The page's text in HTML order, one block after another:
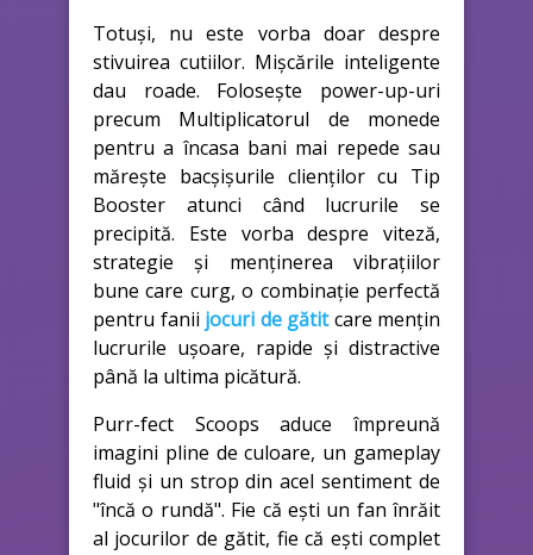
Totuși, nu este vorba doar despre
stivuirea cutiilor. Mișcările inteligente
dau roade. Folosește power-up-uri
precum Multiplicatorul de monede
pentru a încasa bani mai repede sau
mărește bacșișurile clienților cu Tip
Booster atunci când lucrurile se
precipită. Este vorba despre viteză,
strategie și menținerea vibrațiilor
bune care curg, o combinație perfectă
pentru fanii jocuri de gătitcare mențin
lucrurile ușoare, rapide și distractive
până la ultima picătură.
Purr-fect Scoops aduce împreună
imagini pline de culoare, un gameplay
fluid și un strop din acel sentiment de
"încă o rundă". Fie că ești un fan înrăit
al jocurilor de gătit, fie că ești complet